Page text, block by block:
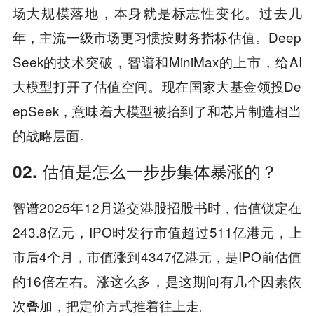
场大规模落地，本身就是标志性变化。过去几
年，主流一级市场更习惯按财务指标估值。Deep
Seek的技术突破，智谱和MiniMax的上市，给AI
大模型打开了估值空间。现在国家大基金领投De
epSeek，意味着大模型被抬到了和芯片制造相当
的战略层面。
02. 估值是怎么一步步集体暴涨的？
智谱2025年12月递交港股招股书时，估值锁定在
243.8亿元，IPO时发行市值超过511亿港元，上
市后4个月，市值涨到4347亿港元，是IPO前估值
的16倍左右。涨这么多，是这期间有几个因素依
次叠加，把定价方式推着往上走。